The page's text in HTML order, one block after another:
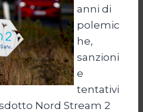
anni di
polemic
he,
sanzioni
e
tentativi
Nord Stream 2